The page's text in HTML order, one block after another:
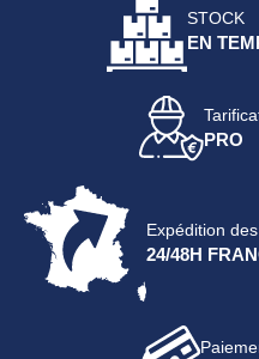
STOCK
EN
PRO
Expédition
24/48H